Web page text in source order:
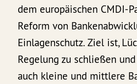
dem europäischen CMDI-
Reform von
Einlagenschutz. Ziel ist,
Regelung zu schließen
auch kleine und mittlere